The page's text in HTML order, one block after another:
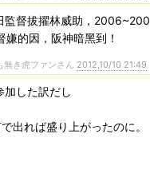
監督拔擢林威助，2006~200
的因，阪神暗黑到！
き虎ファンさん 2012,10/10 21:49
した訳だし
出れば盛り上がったのに。